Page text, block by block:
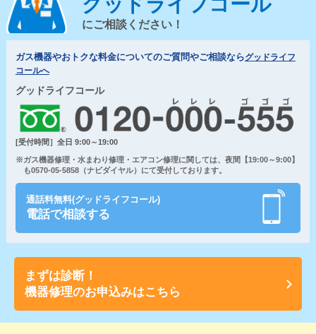
にご相談ください！
ガス機器やおトクな料金についてのご質問やご相談ならグッドライフ
コールへ
グッドライフコール
[受付時間］全日 9:00～19:00
※ガス機器修理・水まわり修理・エアコン修理に関しては、夜間【19:00～9:00】
も0570-05-5858（ナビダイヤル）にて受付しております。
通話料無料(グッドライフコール)
電話で相談する
まずは診断！
機器修理のお申込みはこちら